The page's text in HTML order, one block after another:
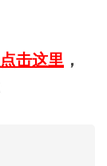
点击这里 ，